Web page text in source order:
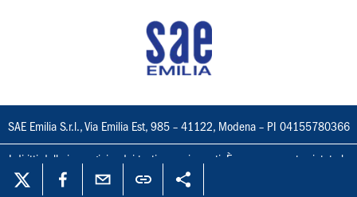
SAE Emilia S.r.l., Via Emilia Est, 985 – 41122, Modena – PI 04155780366
I diritti delle immagini e dei testi sono riservati. È espressamente vietata la
loro riproduzione con qualsiasi mezzo e l'adattamento totale o parziale.